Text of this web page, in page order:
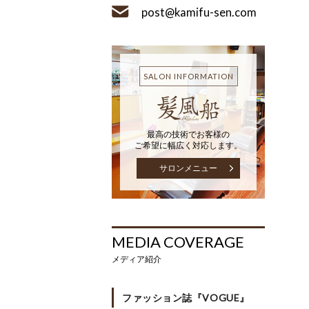
post@kamifu-sen.com
SALON INFORMATION
最高の技術でお客様の
ご希望に幅広く対応します。
サロンメニュー
MEDIA COVERAGE
メディア紹介
ファッション誌『VOGUE』